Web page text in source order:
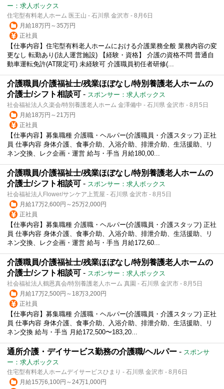
ー：求人ボックス
住宅型有料老人ホーム 医王山 - 石川県 金沢市 - 8月6日
月給18万円～35万円
正社員
【仕事内容】住宅型有料老人ホームにおける介護業務全般 業務内容の変
更なし 転勤あり(法人運営施設) 【経験・資格】 介護の資格不問 普通自
動車運転免許(AT限定可) 未経験可 介護職員初任者研修(...
介護職員/介護福祉士/残業ほぼなし/特別養護老人ホームの
介護士/シフト相談可 - スポンサー：求人ボックス
社会福祉法人久楽会/特別養護老人ホーム 金澤備中 - 石川県 金沢市 - 8月5日
月給18万円～21万円
正社員
【仕事内容】募集職種 介護職・ヘルパー(介護職員・介護スタッフ) 正社
員 仕事内容 身体介護、食事介助、入浴介助、排泄介助、生活援助、リ
ネン交換、レク企画・運営 給与・手当 月給180,00...
介護職員/介護福祉士/残業ほぼなし/特別養護老人ホームの
介護士/シフト相談可 - スポンサー：求人ボックス
社会福祉法人Flower/サンケア上荒屋 - 石川県 金沢市 - 8月5日
月給17万2,600円～25万2,000円
正社員
【仕事内容】募集職種 介護職・ヘルパー(介護職員・介護スタッフ) 正社
員 仕事内容 身体介護、食事介助、入浴介助、排泄介助、生活援助、リ
ネン交換、レク企画・運営 給与・手当 月給172,60...
介護職員/介護福祉士/残業ほぼなし/特別養護老人ホームの
介護士/シフト相談可 - スポンサー：求人ボックス
社会福祉法人鶴恩真会/特別養護老人ホーム 真園 - 石川県 金沢市 - 8月5日
月給17万2,500円～18万3,200円
正社員
【仕事内容】募集職種 介護職・ヘルパー(介護職員・介護スタッフ) 正社
員 仕事内容 身体介護、食事介助、入浴介助、排泄介助、生活援助、リ
ネン交換 給与・手当 月給172,500〜183,20...
通所介護・デイサービス勤務の介護職/ヘルパー - スポンサ
ー：求人ボックス
住宅型有料老人ホームデイサービスひまり - 石川県 金沢市 - 8月6日
月給15万6,100円～24万1,000円